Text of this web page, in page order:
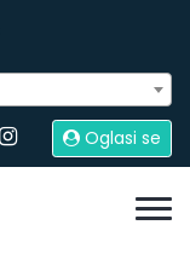
Oglasi se